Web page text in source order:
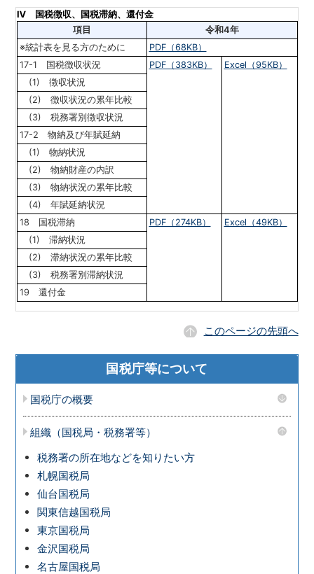
Ⅳ国税徴収、国税滞納、還付金
項目
令和4年
※統計表を見る方のために
PDF（68KB）
17-1 国税徴収状況
PDF（383KB）
Excel（95KB）
(1) 徴収状況
(2) 徴収状況の累年比較
(3) 税務署別徴収状況
17-2 物納及び年賦延納
(1) 物納状況
(2) 物納財産の内訳
(3) 物納状況の累年比較
(4) 年賦延納状況
18 国税滞納
PDF（274KB）
Excel（49KB）
(1) 滞納状況
(2) 滞納状況の累年比較
(3) 税務署別滞納状況
19 還付金
このページの先頭へ
国税庁等について
国税庁の概要
組織（国税局・税務署等）
税務署の所在地などを知りたい方
札幌国税局
仙台国税局
関東信越国税局
東京国税局
金沢国税局
名古屋国税局